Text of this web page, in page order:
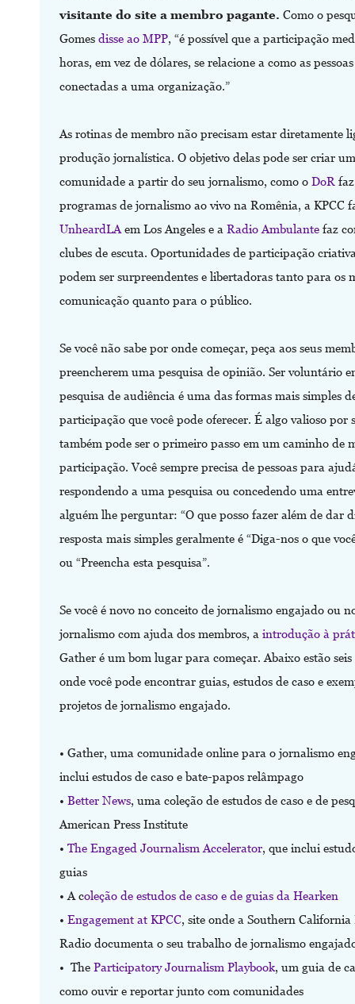
visitante do site a membro pagante. Como o
Gomes disse ao MPP, “é possível que a participação
horas, em vez de dólares, se relacione a como as
conectadas a uma organização.”
As rotinas de membro não precisam estar diretamente
produção jornalística. O objetivo delas pode ser criar
comunidade a partir do seu jornalismo, como o DoR
programas de jornalismo ao vivo na Romênia, a KPCC
UnheardLA em Los Angeles e a Radio Ambulante faz
clubes de escuta. Oportunidades de participação
podem ser surpreendentes e libertadoras tanto para os
comunicação quanto para o público.
Se você não sabe por onde começar, peça aos seus
preencherem uma pesquisa de opinião. Ser voluntário
pesquisa de audiência é uma das formas mais simples
participação que você pode oferecer. É algo valioso por
também pode ser o primeiro passo em um caminho de
participação. Você sempre precisa de pessoas para
respondendo a uma pesquisa ou concedendo uma
alguém lhe perguntar: “O que posso fazer além de dar
resposta mais simples geralmente é “Diga-nos o que
ou “Preencha esta pesquisa”.
Se você é novo no conceito de jornalismo engajado ou
jornalismo com ajuda dos membros, a introdução à
Gather é um bom lugar para começar. Abaixo estão seis
onde você pode encontrar guias, estudos de caso e
projetos de jornalismo engajado.
• Gather, uma comunidade online para o jornalismo
inclui estudos de caso e bate-papos relâmpago
• Better News, uma coleção de estudos de caso e de
American Press Institute
• The Engaged Journalism Accelerator, que inclui
guias
• A coleção de estudos de caso e de guias da Hearken
• Engagement at KPCC, site onde a Southern California
Radio documenta o seu trabalho de jornalismo
• The Participatory Journalism Playbook, um guia de
como ouvir e reportar junto com comunidades